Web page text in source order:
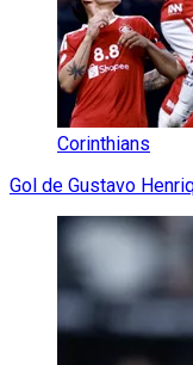
Corinthians
Gol de Gustavo